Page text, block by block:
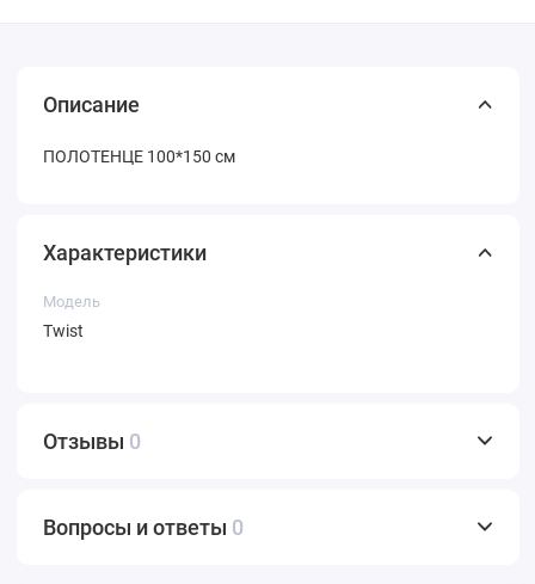
Описание
ПОЛОТЕНЦЕ 100*150 см
Характеристики
Модель
Twist
Отзывы 0
Вопросы и ответы 0